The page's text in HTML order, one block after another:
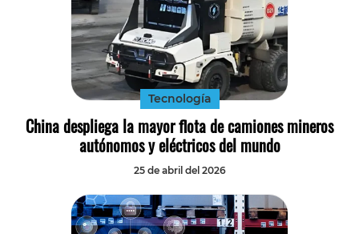
Tecnología
China despliega la mayor flota de camiones mineros
autónomos y eléctricos del mundo
25 de abril del 2026